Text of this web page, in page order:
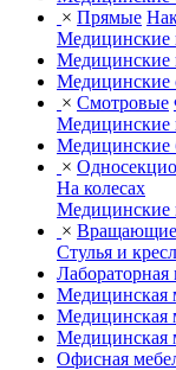
× Прямые
Медицинские
Медицинские
× Смотровые
Медицинские
Медицинские
×
На колесах
×
Стулья и
Лабораторная
Медицинская
Медицинская
Медицинская
Офисная